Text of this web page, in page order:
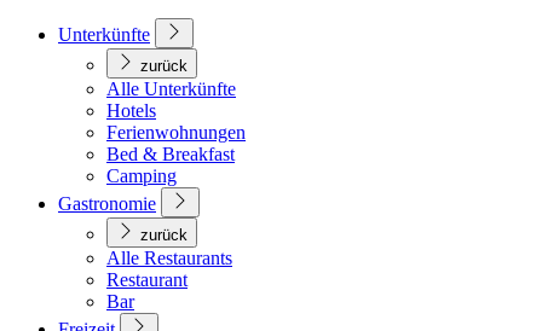
Unterkünfte
zurück
Alle Unterkünfte
Hotels
Ferienwohnungen
Bed & Breakfast
Camping
Gastronomie
zurück
Alle Restaurants
Restaurant
Bar